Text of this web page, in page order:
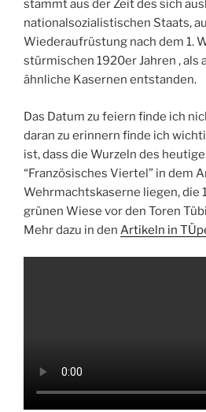
stammt aus der Zeit des sich
nationalsozialistischen Staats,
Wiederaufrüstung nach dem 1.
stürmischen 1920er Jahren , als
ähnliche Kasernen entstanden.
Das Datum zu feiern finde ich
daran zu erinnern finde ich
ist, dass die Wurzeln des
“Französisches Viertel” in dem
Wehrmachtskaserne liegen, die
grünen Wiese vor den Toren
Mehr dazu in den Artikeln in